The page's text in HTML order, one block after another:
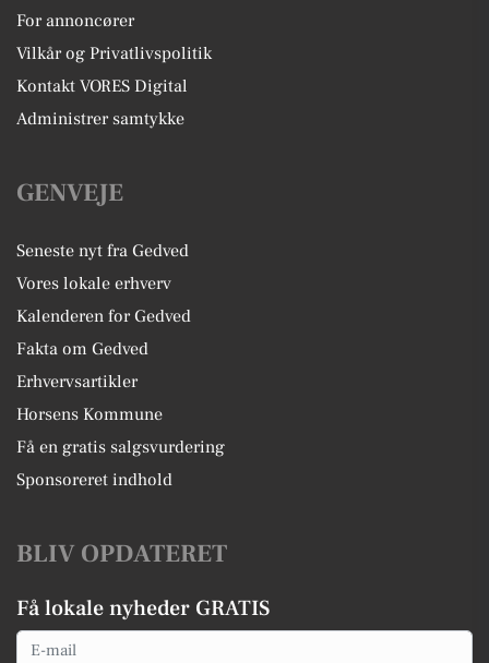
For annoncører
Vilkår og Privatlivspolitik
Kontakt VORES Digital
Administrer samtykke
GENVEJE
Seneste nyt fra Gedved
Vores lokale erhverv
Kalenderen for Gedved
Fakta om Gedved
Erhvervsartikler
Horsens Kommune
Få en gratis salgsvurdering
Sponsoreret indhold
BLIV OPDATERET
Få lokale nyheder GRATIS
Email